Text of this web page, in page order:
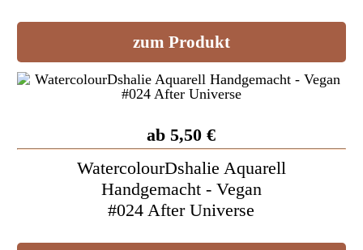
zum Produkt
ab 5,50 €
WatercolourDshalie Aquarell
Handgemacht - Vegan
#024 After Universe